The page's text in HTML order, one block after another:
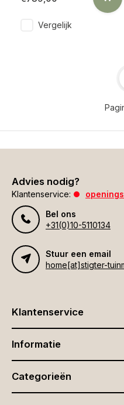
Vergelijk
Advies nodig?
Klantenservice:
Bel ons
+31(0)10-5110134
Stuur een email
home[at]stigter-
Klantenservice
Informatie
Categorieën